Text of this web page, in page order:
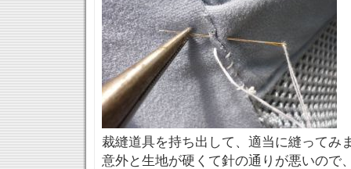
裁縫道具を持ち出して、適当に縫ってみ
意外と生地が硬くて針の通りが悪いので